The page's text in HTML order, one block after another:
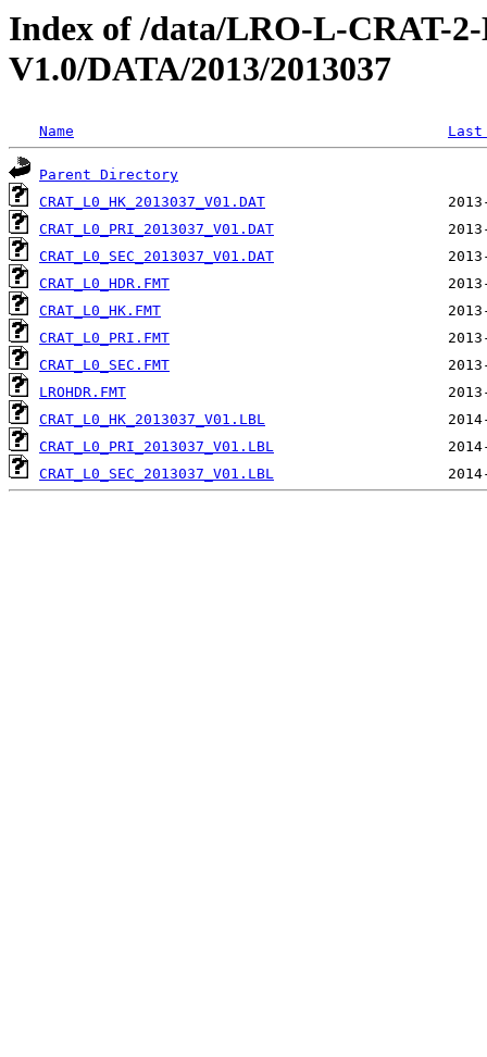
Index of /data/LRO-L-CRAT-
V1.0/DATA/2013/2013037
Name
Parent Directory
CRAT_L0_HK_2013037_V01.DAT
CRAT_L0_PRI_2013037_V01.DAT
CRAT_L0_SEC_2013037_V01.DAT
CRAT_L0_HDR.FMT
CRAT_L0_HK.FMT
CRAT_L0_PRI.FMT
CRAT_L0_SEC.FMT
LROHDR.FMT
CRAT_L0_HK_2013037_V01.LBL
CRAT_L0_PRI_2013037_V01.LBL
CRAT_L0_SEC_2013037_V01.LBL